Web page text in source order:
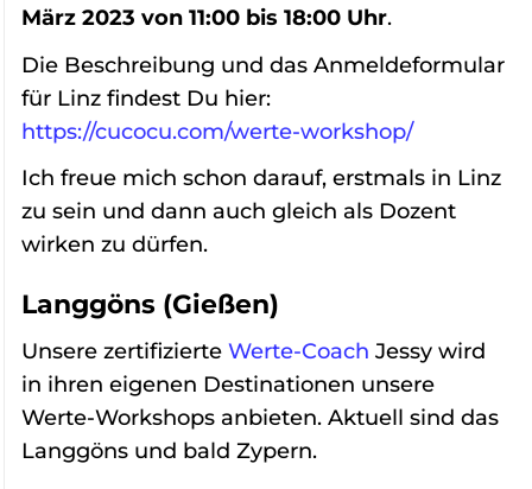
März 2023 von 11:00 bis 18:00 Uhr.
Die Beschreibung und das Anmeldeformular
für Linz findest Du hier:
https://cucocu.com/werte-workshop/
Ich freue mich schon darauf, erstmals in Linz
zu sein und dann auch gleich als Dozent
wirken zu dürfen.
Langgöns (Gießen)
Unsere zertifizierte Werte-Coach Jessy wird
in ihren eigenen Destinationen unsere
Werte-Workshops anbieten. Aktuell sind das
Langgöns und bald Zypern.